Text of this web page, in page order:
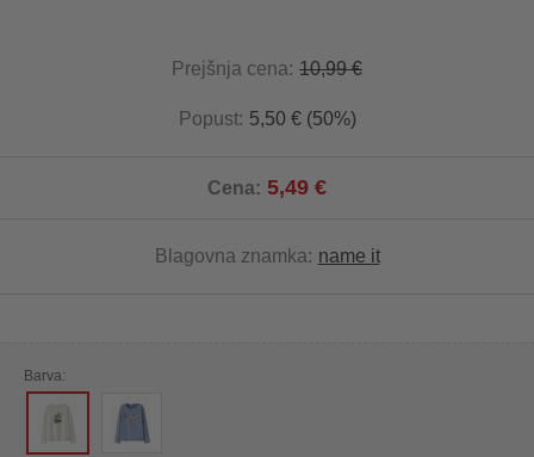
Prejšnja cena: 10,99 €
Popust: 5,50 € (50%)
Cena: 5,49 €
Blagovna znamka: name it
Barva: